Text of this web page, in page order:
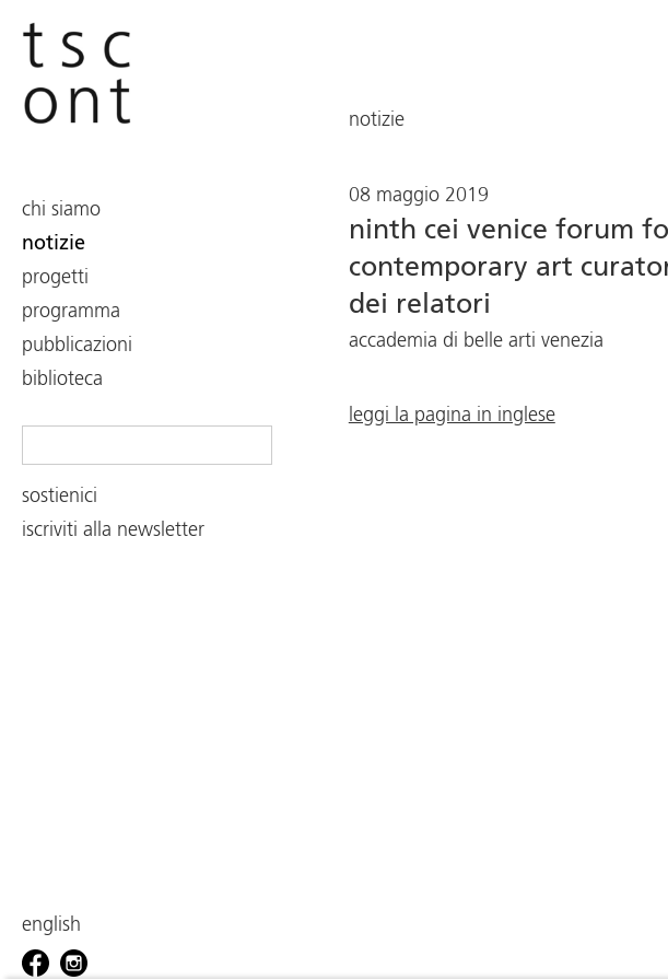
chi siamo
notizie
progetti
programma
pubblicazioni
biblioteca
sostienici
iscriviti alla newsletter
english
notizie
08 maggio 2019
ninth cei venice forum
contemporary art
dei relatori
accademia di belle arti venezia
leggi la pagina in inglese